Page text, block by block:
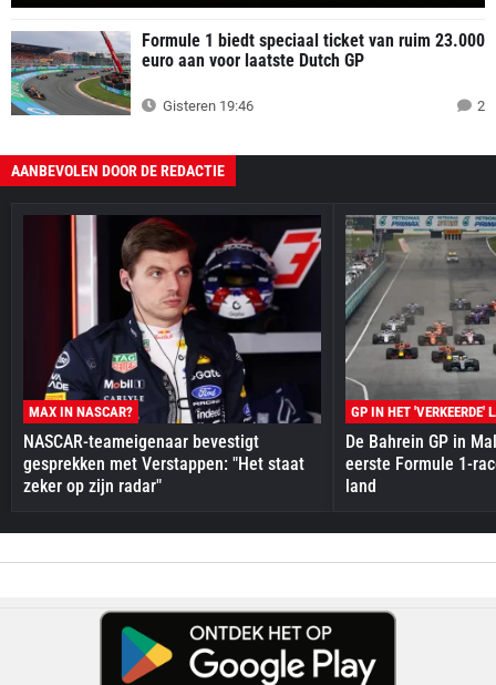
Formule 1 biedt speciaal ticket van ruim 23.000
euro aan voor laatste Dutch GP
Gisteren 19:46 2
AANBEVOLEN DOOR DE REDACTIE
MAX IN NASCAR?
NASCAR-teameigenaar bevestigt
gesprekken met Verstappen: "Het staat
zeker op zijn radar"
GP IN HET 'VERKEERDE'
De Bahrein GP in
eerste Formule 1-
land